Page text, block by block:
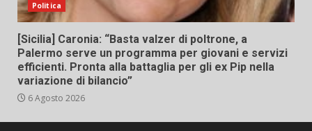
Politica
[Sicilia] Caronia: “Basta valzer di poltrone, a
Palermo serve un programma per giovani e servizi
efficienti. Pronta alla battaglia per gli ex Pip nella
variazione di bilancio”
6 Agosto 2026